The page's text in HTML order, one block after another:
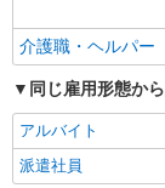
介護職・ヘルパー
同じ雇用形態か
アルバイト
派遣社員